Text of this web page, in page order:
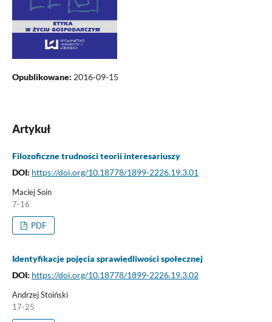
Opublikowane: 2016-09-15
Artykuł
Filozoficzne trudności teorii interesariuszy
DOI: https://doi.org/10.18778/1899-2226.19.3.01
Maciej Soin
7-16
PDF
Identyfikacje pojęcia sprawiedliwości społecznej
DOI: https://doi.org/10.18778/1899-2226.19.3.02
Andrzej Stoiński
17-25